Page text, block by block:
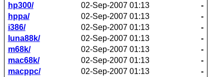
hp300/
02-Sep-2007 01:13
-
hppa/
02-Sep-2007 01:13
-
i386/
02-Sep-2007 01:13
-
luna88k/
02-Sep-2007 01:13
-
m68k/
02-Sep-2007 01:13
-
mac68k/
02-Sep-2007 01:13
-
macppc/
02-Sep-2007 01:13
-